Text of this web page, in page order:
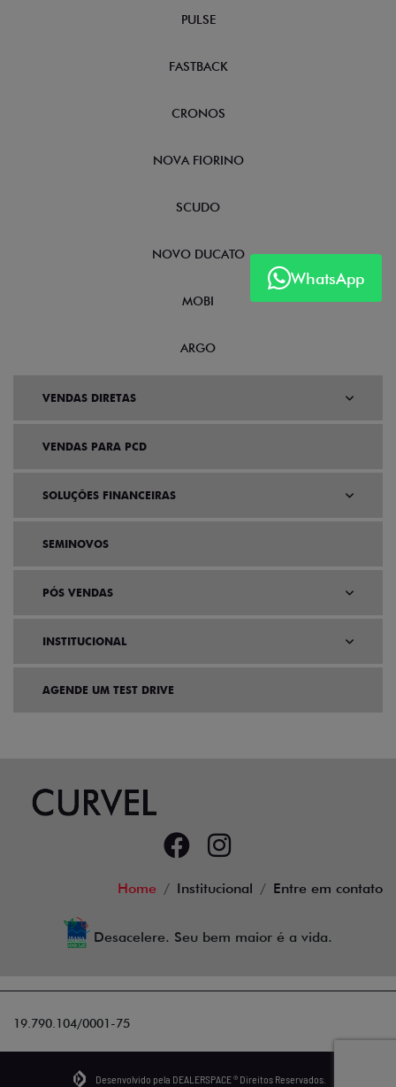
WhatsApp
PULSE
FASTBACK
CRONOS
NOVA FIORINO
SCUDO
NOVO DUCATO
MOBI
ARGO
VENDAS DIRETAS
VENDAS PARA PCD
SOLUÇÕES FINANCEIRAS
SEMINOVOS
PÓS VENDAS
INSTITUCIONAL
AGENDE UM TEST DRIVE
Home Institucional Entre em contato
Desacelere. Seu bem maior é a vida.
19.790.104/0001-75
Desenvolvido pela DEALERSPACE ® Direitos Reservados.